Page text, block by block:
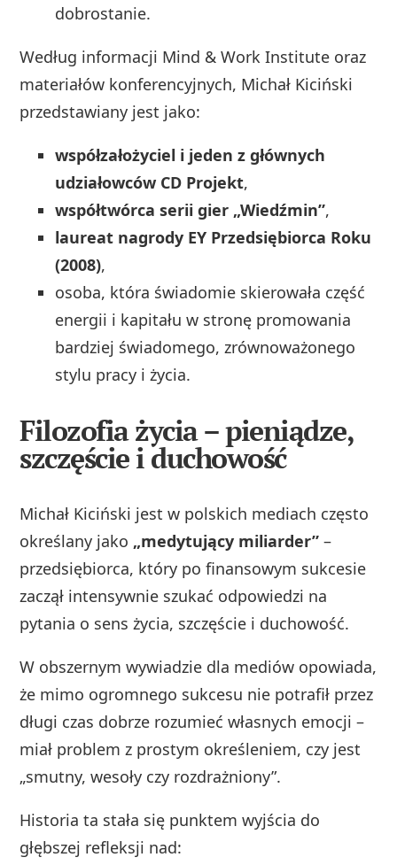
dobrostanie.
Według informacji Mind & Work Institute oraz
materiałów konferencyjnych, Michał Kiciński
przedstawiany jest jako:
współzałożyciel i jeden z głównych
udziałowców CD Projekt,
współtwórca serii gier „Wiedźmin”,
laureat nagrody EY Przedsiębiorca Roku
(2008),
osoba, która świadomie skierowała część
energii i kapitału w stronę promowania
bardziej świadomego, zrównoważonego
stylu pracy i życia.
Filozofia życia – pieniądze,
szczęście i duchowość
Michał Kiciński jest w polskich mediach często
określany jako „medytujący miliarder” –
przedsiębiorca, który po finansowym sukcesie
zaczął intensywnie szukać odpowiedzi na
pytania o sens życia, szczęście i duchowość.
W obszernym wywiadzie dla mediów opowiada,
że mimo ogromnego sukcesu nie potrafił przez
długi czas dobrze rozumieć własnych emocji –
miał problem z prostym określeniem, czy jest
„smutny, wesoły czy rozdrażniony”.
Historia ta stała się punktem wyjścia do
głębszej refleksji nad: